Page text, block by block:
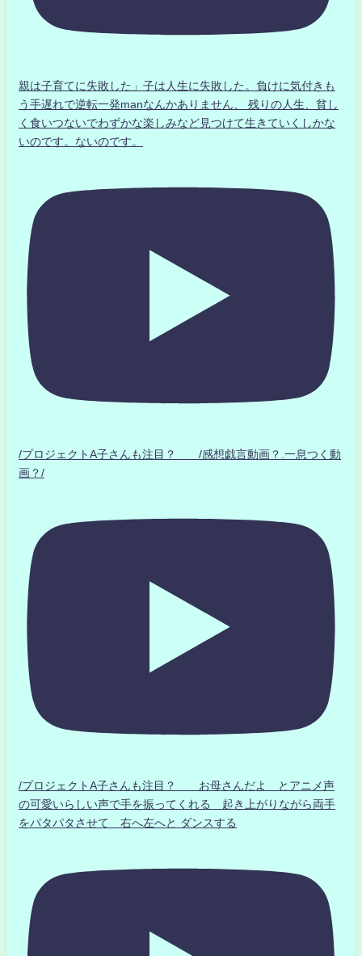
親は子育てに失敗した」子は人生に失敗した。負けに気付きも
う手遅れで逆転一発manなんかありません、 残りの人生、貧し
く食いつないでわずかな楽しみなど見つけて生きていくしかな
いのです。ないのです。
/プロジェクトA子さんも注目？ /感想戯言動画？.一息つく動
画？/
/プロジェクトA子さんも注目？ お母さんだよ とアニメ声
の可愛いらしい声で手を振ってくれる 起き上がりながら両手
をパタパタさせて 右へ左へと ダンスする